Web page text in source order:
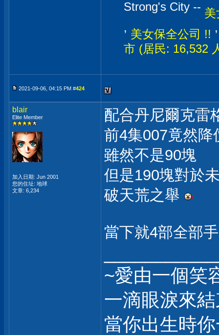
Strong's City -- 美
, 美女保全公司 !!
市 (居民: 16,532
2021-09-06, 04:15 PM #424
blair
Elite Member
加入日期: Jun 2001
您的住址: 地球
文章: 6,234
配合丹尼爾克雷
前4集007竟然
雖然不是90塊
但是190塊對於
破天荒之舉
當下就4部全部
~愛由一個笑
一滴眼淚來
當你出生時